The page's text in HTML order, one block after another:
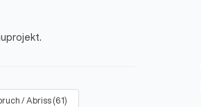
/ Abriss(61)